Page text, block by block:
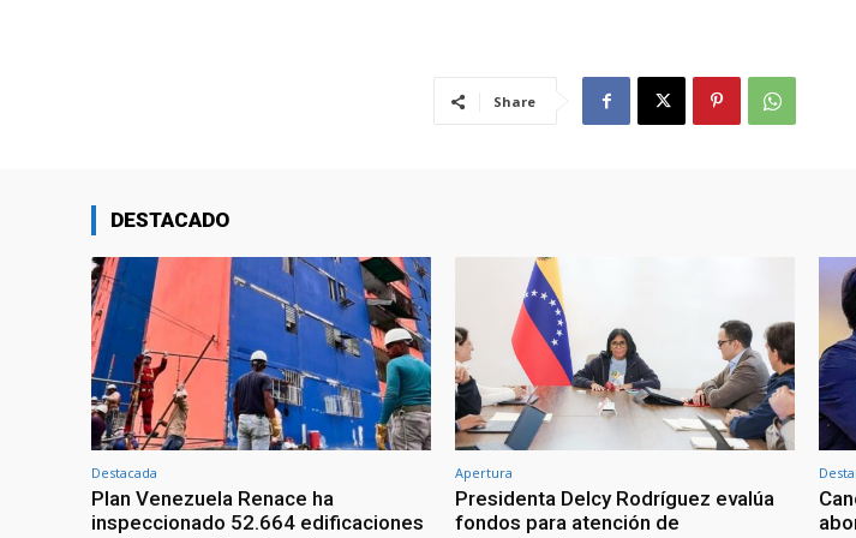
Share
DESTACADO
Destacada
Plan Venezuela Renace ha
inspeccionado 52.664 edificaciones
Apertura
Presidenta Delcy Rodríguez evalúa
fondos para atención de